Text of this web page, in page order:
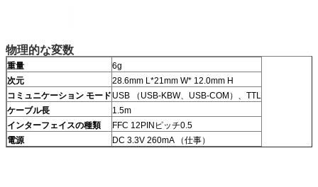
物理的な変数
重量
6g
次元
28.6mm L*21mm W* 12.0mm H
コミュニケーション モード USB （USB-KBW、USB-COM）、TTL
ケーブル長
1.5m
インターフェイスの種類
FFC 12PINピッチ0.5
電源
DC 3.3V 260mA （仕事）